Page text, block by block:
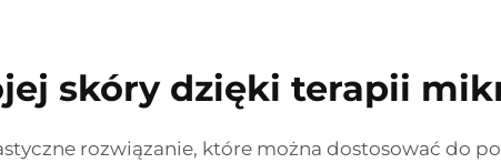
skóry dzięki terapii
rozwiązanie, które można dostosować do